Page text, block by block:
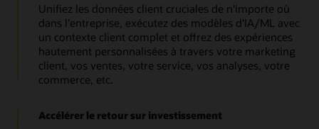
Unifiez les données client cruciales de n'importe où
dans l'entreprise, exécutez des modèles d'IA/ML avec
un contexte client complet et offrez des expériences
hautement personnalisées à travers votre marketing
client, vos ventes, votre service, vos analyses, votre
commerce, etc.
Accélérer le retour sur investissement